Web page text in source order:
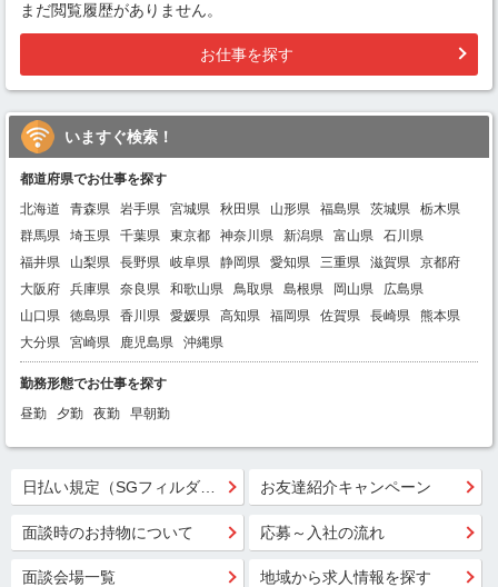
まだ閲覧履歴がありません。
お仕事を探す
いますぐ検索！
都道府県でお仕事を探す
北海道
青森県 岩手県 宮城県 秋田県 山形県 福島県 茨城県
栃木県
群馬県
埼玉県 千葉県 東京都 神奈川県 新潟県 富山県
石川県
福井県
山梨県 長野県 岐阜県 静岡県 愛知県 三重県 滋賀県
京都府
大阪府
兵庫県 奈良県 和歌山県 鳥取県 島根県 岡山県
広島県
山口県
徳島県 香川県 愛媛県 高知県 福岡県 佐賀県 長崎県
熊本県
大分県
宮崎県 鹿児島県 沖縄県
勤務形態でお仕事を探す
昼勤
夕勤 夜勤 早朝勤
日払い規定（SGフィルダー） お友達紹介キャンペーン
面談時のお持物について 応募～入社の流れ
面談会場一覧 地域から求人情報を探す